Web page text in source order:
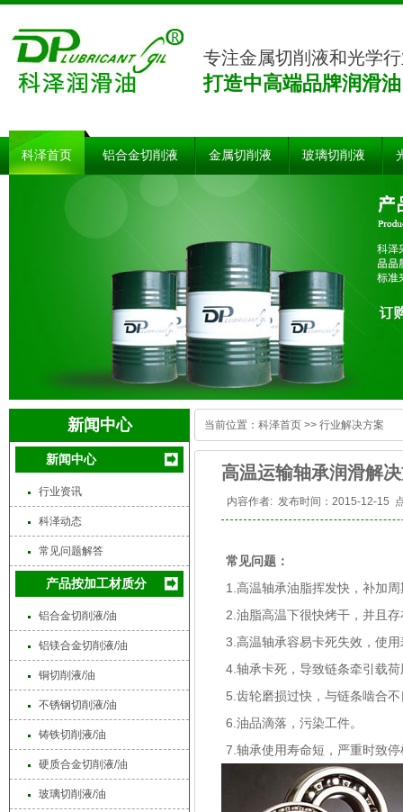
专注金属切削液和光学
打造中高端品牌润滑
科泽首页 铝合金切削液 金属切削液 玻璃切削液
新闻中心
新闻中心
行业资讯
科泽动态
常见问题解答
产品按加工材质分
铝合金切削液/油
铝镁合金切削液/油
铜切削液/油
不锈钢切削液/油
铸铁切削液/油
硬质合金切削液/油
玻璃切削液/油
当前位置： 科泽首页 >> 行业解决方案
高温运输轴承润滑解
内容作者: 发布时间：2015-12-15
常见问题：
1.高温轴承油脂挥发快，补加
2.油脂高温下很快烤干，并且
3.高温轴承容易卡死失效，使
4.轴承卡死，导致链条牵引载
5.齿轮磨损过快，与链条啮
6.油品滴落，污染工件。
7.轴承使用寿命短，严重时致